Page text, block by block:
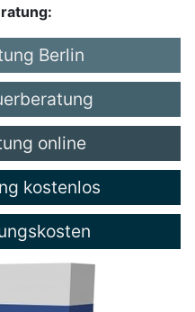
Berlin
online
kostenlos